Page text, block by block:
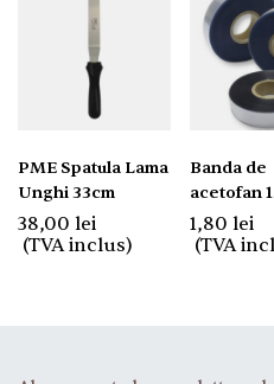
PME Spatula Lama
Unghi 33cm
38,00 lei
(TVA inclus)
Banda de
acetofan
microni,
cm.
1,80 lei
(TVA